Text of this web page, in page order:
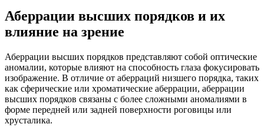
Аберрации высших порядков и их
влияние на зрение
Аберрации высших порядков представляют собой оптические
аномалии, которые влияют на способность глаза фокусировать
изображение. В отличие от аберраций низшего порядка, таких
как сферические или хроматические аберрации, аберрации
высших порядков связаны с более сложными аномалиями в
форме передней или задней поверхности роговицы или
хрусталика.